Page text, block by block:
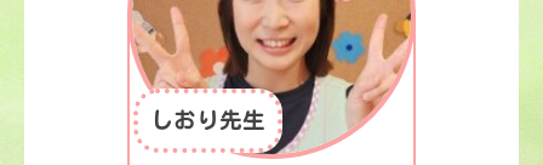
しおり先生